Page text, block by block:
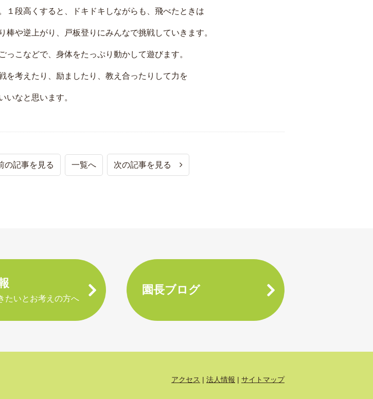
１段高くすると、ドキドキしながらも、飛べたときは
棒や逆上がり、戸板登りにみんなで挑戦していきます。
っこなどで、身体をたっぷり動かして遊びます。
を考えたり、励ましたり、教え合ったりして力を
いなと思います。
記事を見る 一覧へ 次の記事を見る
たいとお考えの方へ
園長ブログ
アクセス 法人情報 サイトマップ